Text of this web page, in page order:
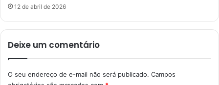
12 de abril de 2026
Deixe um comentário
O seu endereço de e-mail não será publicado. Campos